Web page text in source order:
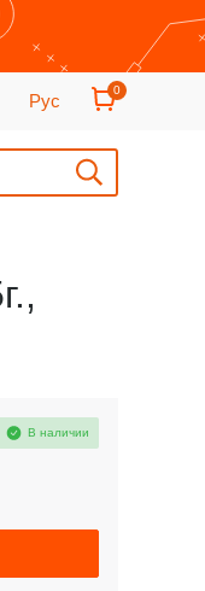
Рус
0
В наличии